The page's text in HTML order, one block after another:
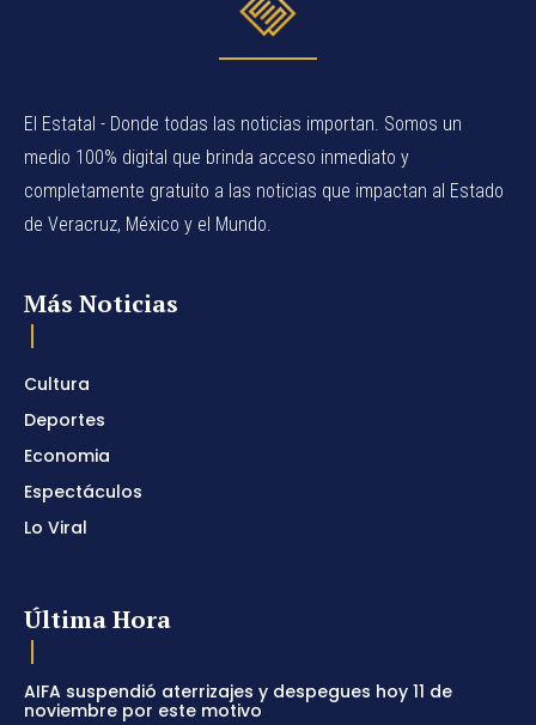
El Estatal - Donde todas las noticias importan. Somos un
medio 100% digital que brinda acceso inmediato y
completamente gratuito a las noticias que impactan al Estado
de Veracruz, México y el Mundo.
Más Noticias
Cultura
Deportes
Economia
Espectáculos
Lo Viral
Última Hora
AIFA suspendió aterrizajes y despegues hoy 11 de
noviembre por este motivo